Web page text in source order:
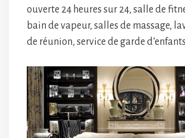
ouverte 24 heures sur 24, salle de
bain de vapeur, salles de massage,
de réunion, service de garde